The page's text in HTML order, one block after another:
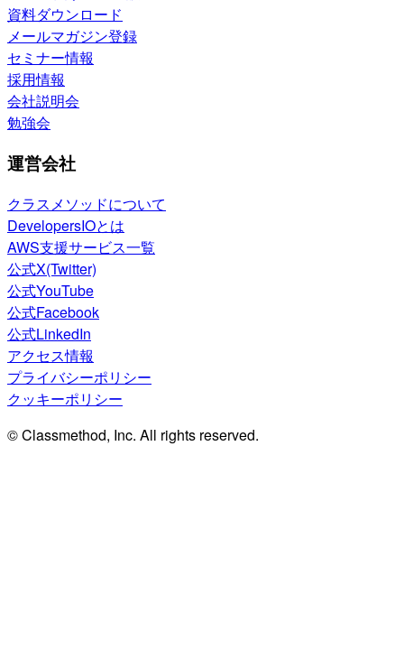
資料ダウンロード
メールマガジン登録
セミナー情報
採用情報
会社説明会
勉強会
運営会社
クラスメソッドについて
DevelopersIOとは
AWS支援サービス一覧
公式X(Twitter)
公式YouTube
公式Facebook
公式LinkedIn
アクセス情報
プライバシーポリシー
クッキーポリシー
© Classmethod, Inc. All rights reserved.